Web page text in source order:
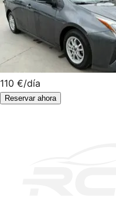
110 €/día
Reservar ahora